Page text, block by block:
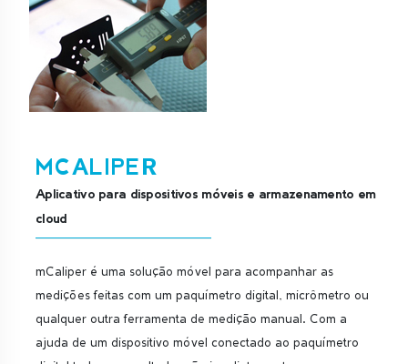
MCALIPER
Aplicativo para dispositivos móveis e armazenamento em
cloud
mCaliper é uma solução móvel para acompanhar as
medições feitas com um paquímetro digital, micrômetro ou
qualquer outra ferramenta de medição manual. Com a
ajuda de um dispositivo móvel conectado ao paquímetro